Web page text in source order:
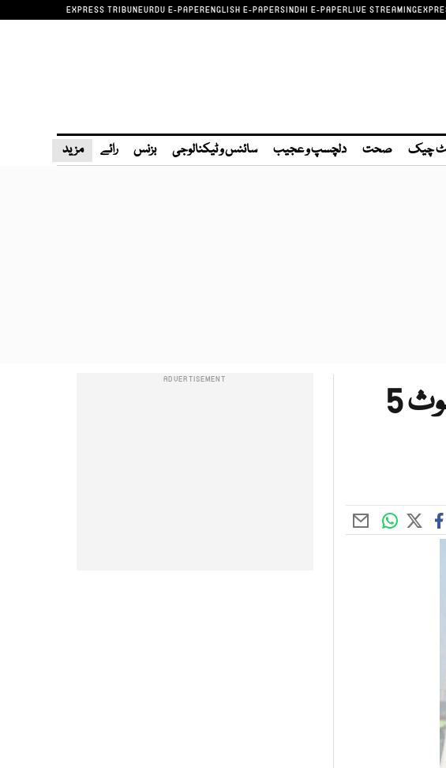
EXPRESS TRIBUNEURDU E-PAPERENGLISH E-PAPERSINDHI E-PAPERLIVE STREAMING
چیک صحت دلچسپ و عجیب سائنس و ٹیکنالوجی بزنس رائے مزید
کراچی؛ رینجرز کی کارروائی، لوٹ مار کی وارداتوں میں ملوث 5